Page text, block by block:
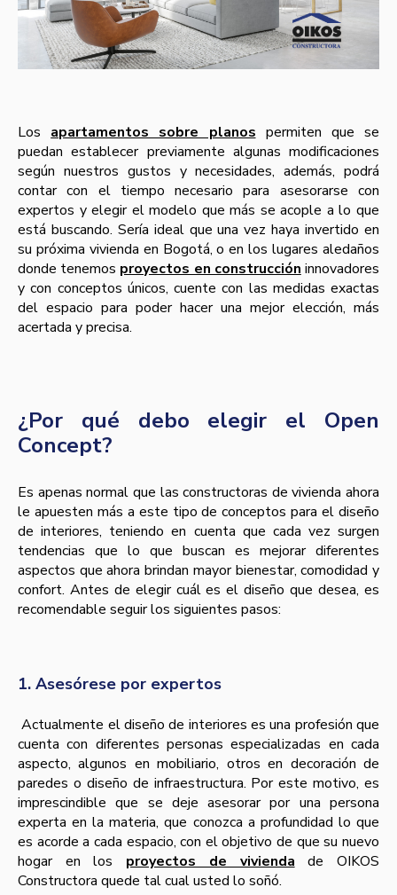
Los apartamentos sobre planos permiten que se
puedan establecer previamente algunas modificaciones
según nuestros gustos y necesidades, además, podrá
contar con el tiempo necesario para asesorarse con
expertos y elegir el modelo que más se acople a lo que
está buscando. Sería ideal que una vez haya invertido en
su próxima vivienda en Bogotá, o en los lugares aledaños
donde tenemos proyectos en construcción innovadores
y con conceptos únicos, cuente con las medidas exactas
del espacio para poder hacer una mejor elección, más
acertada y precisa.
¿Por qué debo elegir el Open
Concept?
Es apenas normal que las constructoras de vivienda ahora
le apuesten más a este tipo de conceptos para el diseño
de interiores, teniendo en cuenta que cada vez surgen
tendencias que lo que buscan es mejorar diferentes
aspectos que ahora brindan mayor bienestar, comodidad y
confort. Antes de elegir cuál es el diseño que desea, es
recomendable seguir los siguientes pasos:
1. Asesórese por expertos
Actualmente el diseño de interiores es una profesión que
cuenta con diferentes personas especializadas en cada
aspecto, algunos en mobiliario, otros en decoración de
paredes o diseño de infraestructura. Por este motivo, es
imprescindible que se deje asesorar por una persona
experta en la materia, que conozca a profundidad lo que
es acorde a cada espacio, con el objetivo de que su nuevo
hogar en los proyectos de vivienda de OIKOS
Constructora quede tal cual usted lo soñó.